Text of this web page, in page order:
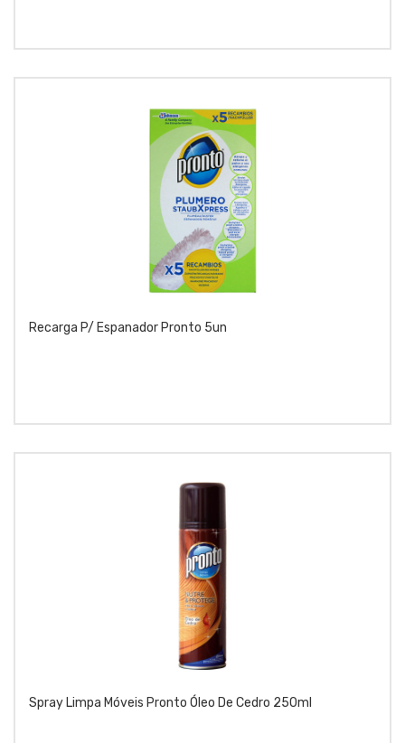
Recarga P/ Espanador Pronto 5un
Spray Limpa Móveis Pronto Óleo De Cedro 250ml